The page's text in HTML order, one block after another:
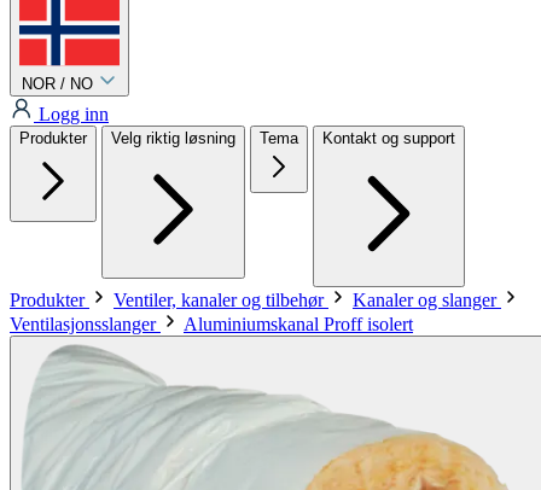
NOR / NO
Logg inn
Produkter Velg riktig løsning Tema Kontakt og support
Produkter Ventiler, kanaler og tilbehør
Kanaler og slanger
Ventilasjonsslanger
Aluminiumskanal Proff isolert